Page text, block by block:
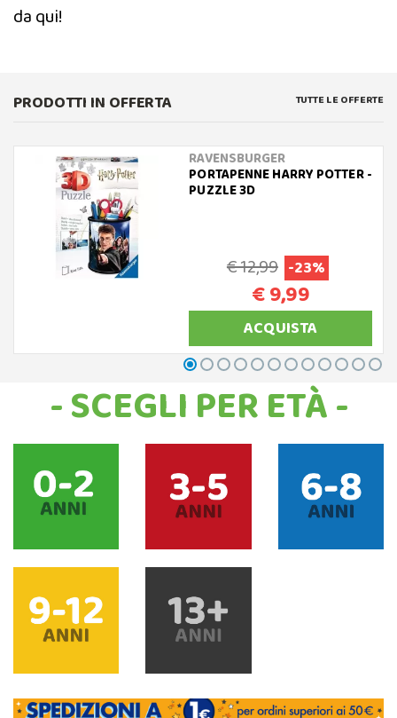
da qui!
PRODOTTI IN OFFERTA TUTTE LE OFFERTE
RAVENSBURGER
PORTAPENNE HARRY POTTER -
PUZZLE 3D
€ 12,99 -23%
€ 9,99
ACQUISTA
- SCEGLI PER ETÀ -